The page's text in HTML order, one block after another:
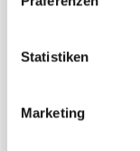
Statistiken
Marketing